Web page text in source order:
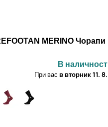
MERINO Чорапи
В наличност
При вас в вторник11. 8.